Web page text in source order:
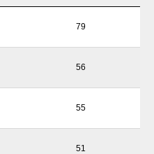
79
56
55
51